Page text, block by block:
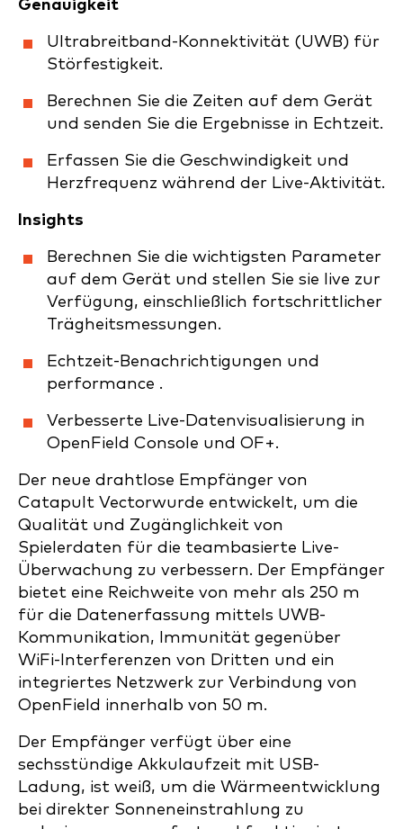
Genauigkeit
Ultrabreitband-Konnektivität (UWB) für
Störfestigkeit.
Berechnen Sie die Zeiten auf dem Gerät
und senden Sie die Ergebnisse in Echtzeit.
Erfassen Sie die Geschwindigkeit und
Herzfrequenz während der Live-Aktivität.
Insights
Berechnen Sie die wichtigsten Parameter
auf dem Gerät und stellen Sie sie live zur
Verfügung, einschließlich fortschrittlicher
Trägheitsmessungen.
Echtzeit-Benachrichtigungen und
performance .
Verbesserte Live-Datenvisualisierung in
OpenField Console und OF+.
Der neue drahtlose Empfänger von
Catapult Vectorwurde entwickelt, um die
Qualität und Zugänglichkeit von
Spielerdaten für die teambasierte Live-
Überwachung zu verbessern. Der Empfänger
bietet eine Reichweite von mehr als 250 m
für die Datenerfassung mittels UWB-
Kommunikation, Immunität gegenüber
WiFi-Interferenzen von Dritten und ein
integriertes Netzwerk zur Verbindung von
OpenField innerhalb von 50 m.
Der Empfänger verfügt über eine
sechsstündige Akkulaufzeit mit USB-
Ladung, ist weiß, um die Wärmeentwicklung
bei direkter Sonneneinstrahlung zu